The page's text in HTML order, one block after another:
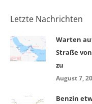
Letzte Nachrichten
Warten
Straße
zu
August 7,
Benzin